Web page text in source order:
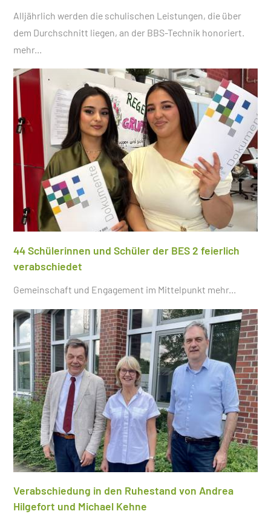
Alljährlich werden die schulischen Leistungen, die über
dem Durchschnitt liegen, an der BBS-Technik honoriert.
mehr...
44 Schülerinnen und Schüler der BES 2 feierlich
verabschiedet
Gemeinschaft und Engagement im Mittelpunkt mehr...
Verabschiedung in den Ruhestand von Andrea
Hilgefort und Michael Kehne